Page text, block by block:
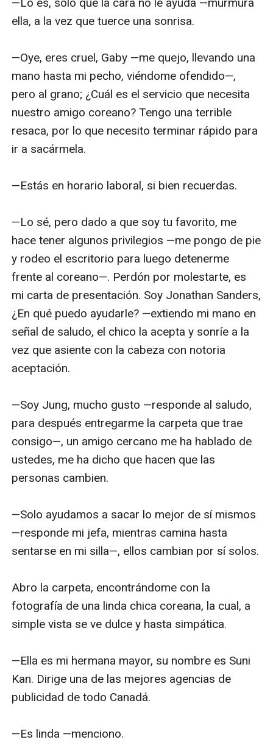
ella, a la vez que tuerce una sonrisa.
—Oye, eres cruel, Gaby —me quejo, llevando una
mano hasta mi pecho, viéndome ofendido—,
pero al grano; ¿Cuál es el servicio que necesita
nuestro amigo coreano? Tengo una terrible
resaca, por lo que necesito terminar rápido para
ir a sacármela.
—Estás en horario laboral, si bien recuerdas.
—Lo sé, pero dado a que soy tu favorito, me
hace tener algunos privilegios —me pongo de pie
y rodeo el escritorio para luego detenerme
frente al coreano—. Perdón por molestarte, es
mi carta de presentación. Soy Jonathan Sanders,
¿En qué puedo ayudarle? —extiendo mi mano en
señal de saludo, el chico la acepta y sonríe a la
vez que asiente con la cabeza con notoria
aceptación.
—Soy Jung, mucho gusto —responde al saludo,
para después entregarme la carpeta que trae
consigo—, un amigo cercano me ha hablado de
ustedes, me ha dicho que hacen que las
personas cambien.
—Solo ayudamos a sacar lo mejor de sí mismos
—responde mi jefa, mientras camina hasta
sentarse en mi silla—, ellos cambian por sí solos.
Abro la carpeta, encontrándome con la
fotografía de una linda chica coreana, la cual, a
simple vista se ve dulce y hasta simpática.
—Ella es mi hermana mayor, su nombre es Suni
Kan. Dirige una de las mejores agencias de
publicidad de todo Canadá.
—Es linda —menciono.